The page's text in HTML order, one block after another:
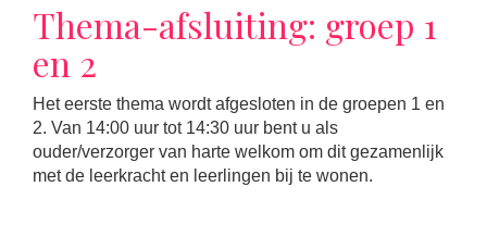
Thema-afsluiting: groep 1
en 2
Het eerste thema wordt afgesloten in de groepen 1 en
2. Van 14:00 uur tot 14:30 uur bent u als
ouder/verzorger van harte welkom om dit gezamenlijk
met de leerkracht en leerlingen bij te wonen.